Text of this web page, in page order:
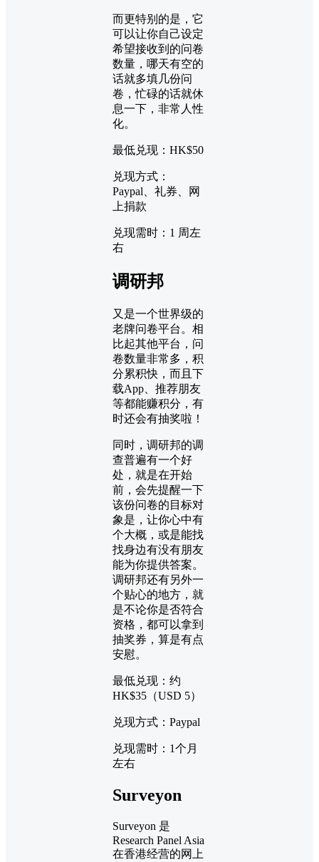
而更特别的是，它
可以让你自己设定
希望接收到的问卷
数量，哪天有空的
话就多填几份问
卷，忙碌的话就休
息一下，非常人性
化。
最低兑现：HK$50
兑现方式：
Paypal、礼券、网
上捐款
兑现需时：1 周左
右
调研邦
又是一个世界级的
老牌问卷平台。相
比起其他平台，问
卷数量非常多，积
分累积快，而且下
载App、推荐朋友
等都能赚积分，有
时还会有抽奖啦！
同时，调研邦的调
查普遍有一个好
处，就是在开始
前，会先提醒一下
该份问卷的目标对
象是，让你心中有
个大概，或是能找
找身边有没有朋友
能为你提供答案。
调研邦还有另外一
个贴心的地方，就
是不论你是否符合
资格，都可以拿到
抽奖券，算是有点
安慰。
最低兑现：约
HK$35（USD 5）
兑现方式：Paypal
兑现需时：1个月
左右
Surveyon
Surveyon 是
Research Panel Asia
在香港经营的网上